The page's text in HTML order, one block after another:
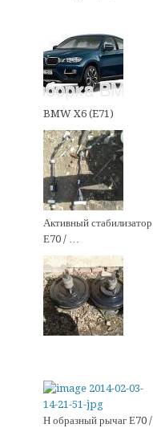
BMW X6 (E71)
Активный стабилизатор
Е70 / …
Н образный рычаг Е70 /